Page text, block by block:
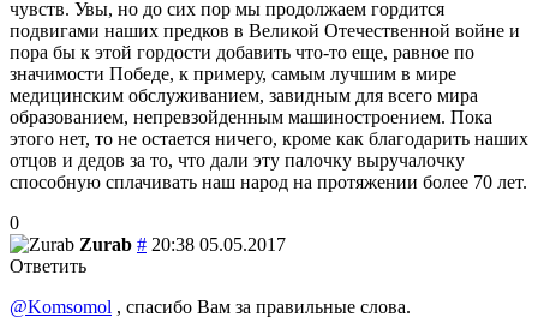
чувств. Увы, но до сих пор мы продолжаем гордится
подвигами наших предков в Великой Отечественной войне и
пора бы к этой гордости добавить что-то еще, равное по
значимости Победе, к примеру, самым лучшим в мире
медицинским обслуживанием, завидным для всего мира
образованием, непревзойденным машиностроением. Пока
этого нет, то не остается ничего, кроме как благодарить наших
отцов и дедов за то, что дали эту палочку выручалочку
способную сплачивать наш народ на протяжении более 70 лет.
0
Zurab # 20:38 05.05.2017
Ответить
@Komsomol , спасибо Вам за правильные слова.